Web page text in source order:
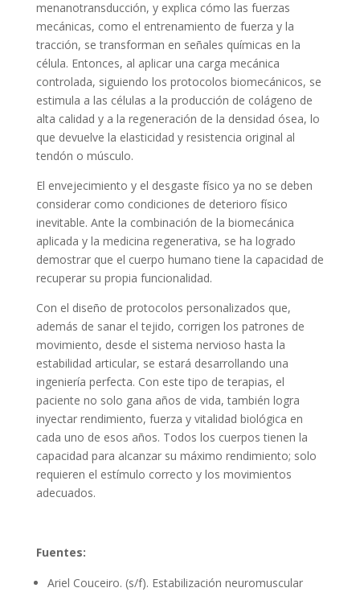
menanotransducción, y explica cómo las fuerzas
mecánicas, como el entrenamiento de fuerza y la
tracción, se transforman en señales químicas en la
célula. Entonces, al aplicar una carga mecánica
controlada, siguiendo los protocolos biomecánicos, se
estimula a las células a la producción de colágeno de
alta calidad y a la regeneración de la densidad ósea, lo
que devuelve la elasticidad y resistencia original al
tendón o músculo.
El envejecimiento y el desgaste físico ya no se deben
considerar como condiciones de deterioro físico
inevitable. Ante la combinación de la biomecánica
aplicada y la medicina regenerativa, se ha logrado
demostrar que el cuerpo humano tiene la capacidad de
recuperar su propia funcionalidad.
Con el diseño de protocolos personalizados que,
además de sanar el tejido, corrigen los patrones de
movimiento, desde el sistema nervioso hasta la
estabilidad articular, se estará desarrollando una
ingeniería perfecta. Con este tipo de terapias, el
paciente no solo gana años de vida, también logra
inyectar rendimiento, fuerza y vitalidad biológica en
cada uno de esos años. Todos los cuerpos tienen la
capacidad para alcanzar su máximo rendimiento; solo
requieren el estímulo correcto y los movimientos
adecuados.
Fuentes:
Ariel Couceiro. (s/f). Estabilización neuromuscular